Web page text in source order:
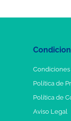
Política de
Política de
Aviso Legal